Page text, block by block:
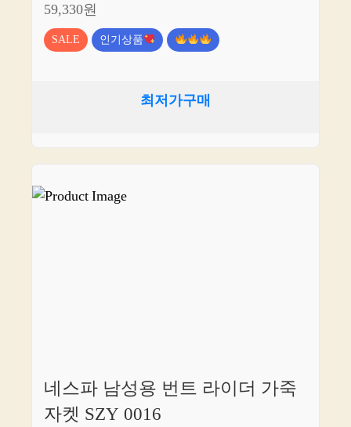
59,330원
SALE 인기상품
최저가구매
네스파 남성용 번트 라이더 가죽
자켓 SZY 0016